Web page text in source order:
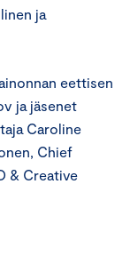
ja
eettisen
ja jäsenet
Caroline
Chief
& Creative